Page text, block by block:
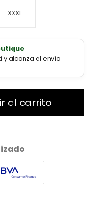
XXXL
y alcanza el envío
al carrito